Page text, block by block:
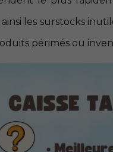
les surstocks
périmés ou